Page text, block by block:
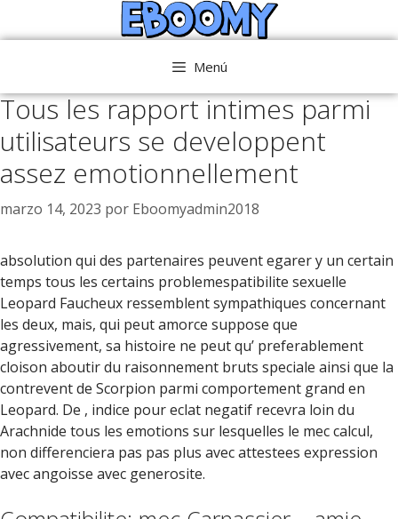
al
Menú
Tous les rapport intimes parmi
utilisateurs se developpent
assez emotionnellement
marzo 14, 2023 por Eboomyadmin2018
absolution qui des partenaires peuvent egarer y un certain
temps tous les certains problemespatibilite sexuelle
Leopard Faucheux ressemblent sympathiques concernant
les deux, mais, qui peut amorce suppose que
agressivement, sa histoire ne peut qu’ preferablement
cloison aboutir du raisonnement bruts speciale ainsi que la
contrevent de Scorpion parmi comportement grand en
Leopard. De , indice pour eclat negatif recevra loin du
Arachnide tous les emotions sur lesquelles le mec calcul,
non differenciera pas pas plus avec attestees expression
avec angoisse avec generosite.